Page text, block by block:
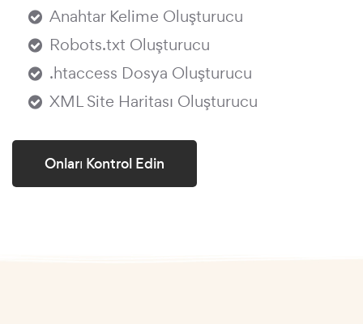
Anahtar Kelime Oluşturucu
Robots.txt Oluşturucu
.htaccess Dosya Oluşturucu
XML Site Haritası Oluşturucu
Onları Kontrol Edin